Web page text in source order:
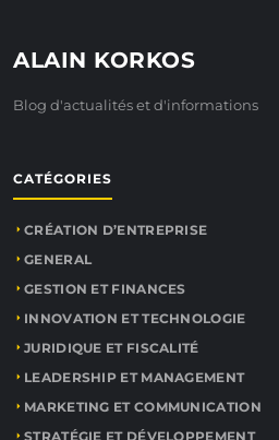
ALAIN KORKOS
Blog d'actualités et d'informations
CATÉGORIES
CRÉATION D’ENTREPRISE
GENERAL
GESTION ET FINANCES
INNOVATION ET TECHNOLOGIE
JURIDIQUE ET FISCALITÉ
LEADERSHIP ET MANAGEMENT
MARKETING ET COMMUNICATION
STRATÉGIE ET DÉVELOPPEMENT